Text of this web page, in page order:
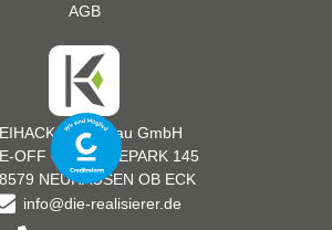
Messebau GmbH
OFF GEWERBEPARK 145
NEUHAUSEN OB ECK
info@die-realisierer.de
AGB